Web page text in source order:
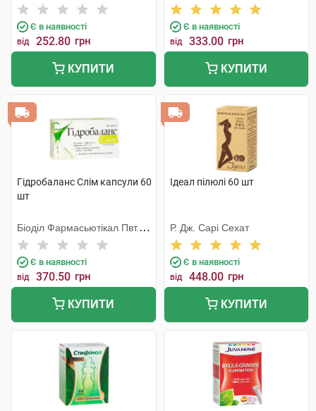
Лтд.
Є в наявності
від 252.80 грн
КУПИТИ
Байоледжі Індастрі Ко. Лтд
Є в наявності
від 333.00 грн
КУПИТИ
Гідробаланс Слім капсули 60
шт
Біоділ Фармасьютікал Пвт.
Лтд.
Є в наявності
від 370.50 грн
КУПИТИ
Ідеал пілюлі 60 шт
Р. Дж. Сарі Сехат
Є в наявності
від 448.00 грн
КУПИТИ